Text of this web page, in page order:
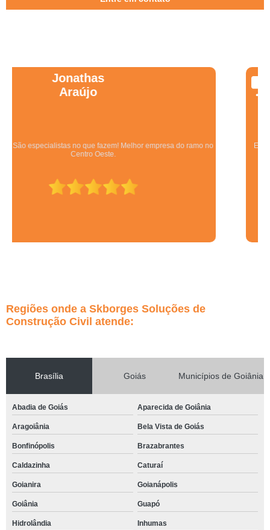
Wanessa
Equipe qualificada, atendimento muito pontual e de forma organizada.
Preza pela qualidade, bom gosto e preço justo.
Regiões onde a Skborges Soluções de
Construção Civil atende:
Brasília Goiás Municípios de Goiânia
Abadia de Goiás Aparecida de Goiânia
Aragoiânia Bela Vista de Goiás
Bonfinópolis Brazabrantes
Caldazinha Caturaí
Goianira Goianápolis
Goiânia Guapó
Hidrolândia Inhumas